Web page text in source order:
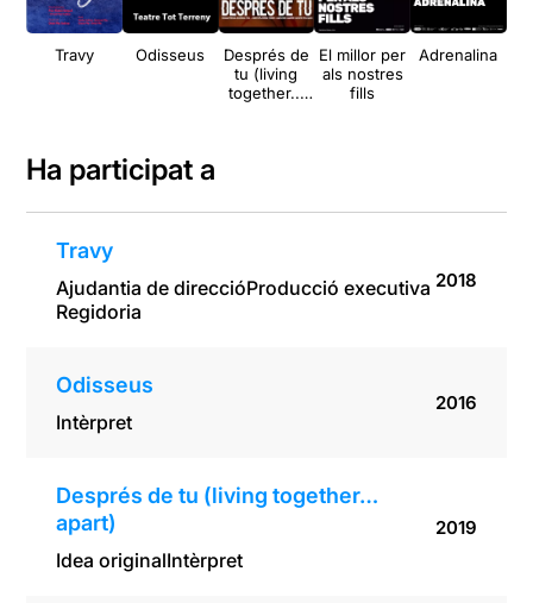
Travy Odisseus
Després de
tu (living
together...
El millor per
als nostres
fills
Adrenalina
Ha participat a
Travy
Ajudantia de direccióProducció executiva
Regidoria
2018
Odisseus
Intèrpret
2016
Després de tu (living together…
apart)
Idea originalIntèrpret
2019